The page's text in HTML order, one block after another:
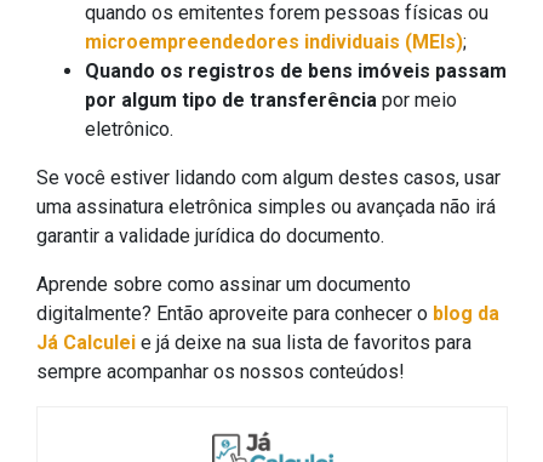
quando os emitentes forem pessoas físicas ou
microempreendedores individuais (MEIs);
Quando os registros de bens imóveis passam
por algum tipo de transferência por meio
eletrônico.
Se você estiver lidando com algum destes casos, usar
uma assinatura eletrônica simples ou avançada não irá
garantir a validade jurídica do documento.
Aprende sobre como assinar um documento
digitalmente? Então aproveite para conhecer o blog da
Já Calculei e já deixe na sua lista de favoritos para
sempre acompanhar os nossos conteúdos!